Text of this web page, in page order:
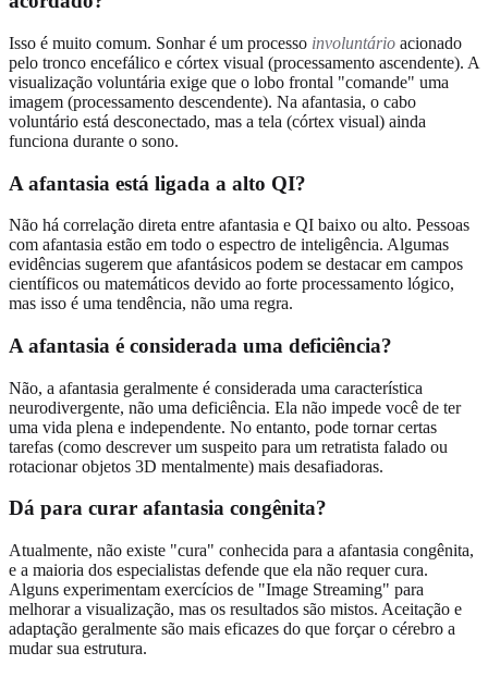
Isso é muito comum. Sonhar é um processo involuntário acionado
pelo tronco encefálico e córtex visual (processamento ascendente). A
visualização voluntária exige que o lobo frontal "comande" uma
imagem (processamento descendente). Na afantasia, o cabo
voluntário está desconectado, mas a tela (córtex visual) ainda
funciona durante o sono.
A afantasia está ligada a alto QI?
Não há correlação direta entre afantasia e QI baixo ou alto. Pessoas
com afantasia estão em todo o espectro de inteligência. Algumas
evidências sugerem que afantásicos podem se destacar em campos
científicos ou matemáticos devido ao forte processamento lógico,
mas isso é uma tendência, não uma regra.
A afantasia é considerada uma deficiência?
Não, a afantasia geralmente é considerada uma característica
neurodivergente, não uma deficiência. Ela não impede você de ter
uma vida plena e independente. No entanto, pode tornar certas
tarefas (como descrever um suspeito para um retratista falado ou
rotacionar objetos 3D mentalmente) mais desafiadoras.
Dá para curar afantasia congênita?
Atualmente, não existe "cura" conhecida para a afantasia congênita,
e a maioria dos especialistas defende que ela não requer cura.
Alguns experimentam exercícios de "Image Streaming" para
melhorar a visualização, mas os resultados são mistos. Aceitação e
adaptação geralmente são mais eficazes do que forçar o cérebro a
mudar sua estrutura.